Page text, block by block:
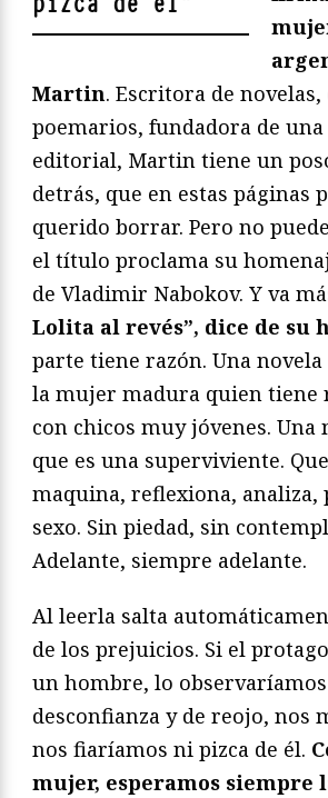
Martin. Escritora de novelas,
poemarios, fundadora de una
editorial, Martin tiene un
detrás, que en estas páginas
querido borrar. Pero no
el título proclama su
de Vladimir Nabokov. Y va
Lolita al revés”, dice de su
parte tiene razón. Una novela
la mujer madura quien tiene
con chicos muy jóvenes.
que es una superviviente.
maquina, reflexiona, analiza,
sexo. Sin piedad, sin
Adelante, siempre adelante.
Al leerla salta
de los prejuicios. Si el
un hombre, lo
desconfianza y de reojo, nos
nos fiaríamos ni pizca de él.
mujer, esperamos siempre